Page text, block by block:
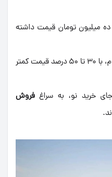
میلیون تومان قیمت داشته
اما همان مدل در بازار دست دوم، با ۳۰ تا ۵۰ درصد قیمت کمتر
خرید نو، به سراغفروش